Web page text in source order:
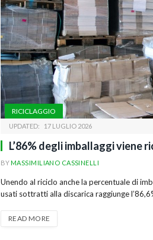
RICICLAGGIO
UPDATED: 17 LUGLIO 2026
L’86% degli imballaggi viene
BYMASSIMILIANO CASSINELLI
Unendo al riciclo anche la percentuale di
usati sottratti alla discarica raggiunge
READ MORE